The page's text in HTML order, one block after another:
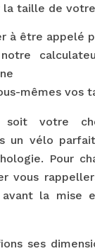
la taille de
à être appelé
mêmes vos
soit votre
un vélo
Pour
vous
la mise
ses